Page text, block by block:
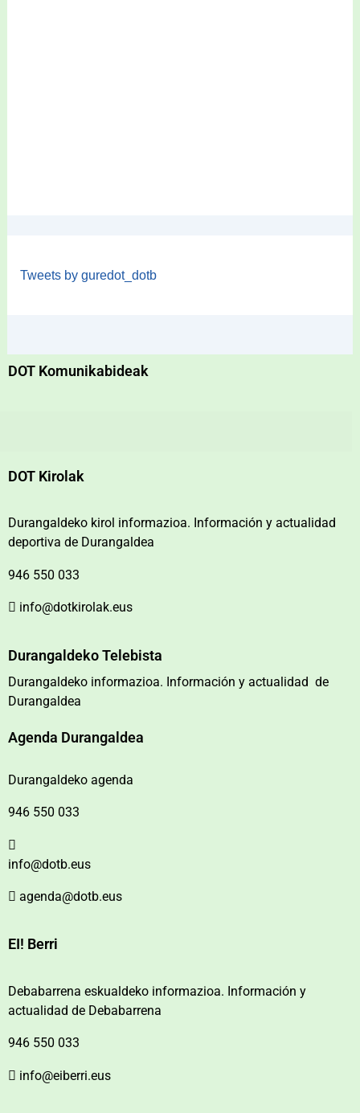
Tweets by guredot_dotb
DOT Komunikabideak
DOT Kirolak
Durangaldeko kirol informazioa. Información y actualidad
deportiva de Durangaldea
946 550 033
info@dotkirolak.eus
Durangaldeko Telebista
Durangaldeko informazioa. Información y actualidad de
Durangaldea
Agenda Durangaldea
Durangaldeko agenda
946 550 033
info@dotb.eus
agenda@dotb.eus
EI! Berri
Debabarrena eskualdeko informazioa. Información y
actualidad de Debabarrena
946 550 033
info@eiberri.eus